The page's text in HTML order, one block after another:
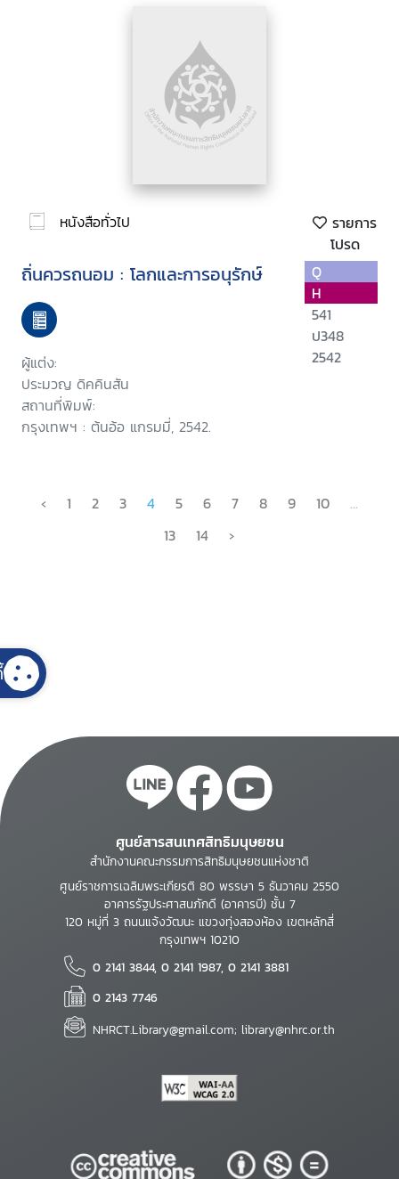
หนังสือทั่วไป
รายการ
โปรด
ถิ่นควรถนอม : โลกและการอนุรักษ์
ผู้แต่ง:
ประมวญ ดิคคินสัน
สถานที่พิมพ์:
กรุงเทพฯ : ต้นอ้อ แกรมมี่, 2542.
Q
H
541
ป348
2542
‹ 1 2 3 4 5 6 7 8 9 10
...
13
14 ›
ศูนย์สารสนเทศสิทธิมนุษยชน
สำนักงานคณะกรรมการสิทธิมนุษยชนแห่งชาติ
ศูนย์ราชการเฉลิมพระเกียรติ 80 พรรษา 5 ธันวาคม 2550
อาคารรัฐประศาสนภักดี (อาคารบี) ชั้น 7
120 หมู่ที่ 3 ถนนแจ้งวัฒนะ แขวงทุ่งสองห้อง เขตหลักสี่
กรุงเทพฯ 10210
0 2141 3844, 0 2141 1987, 0 2141 3881
0 2143 7746
NHRCT.Library@gmail.com; library@nhrc.or.th